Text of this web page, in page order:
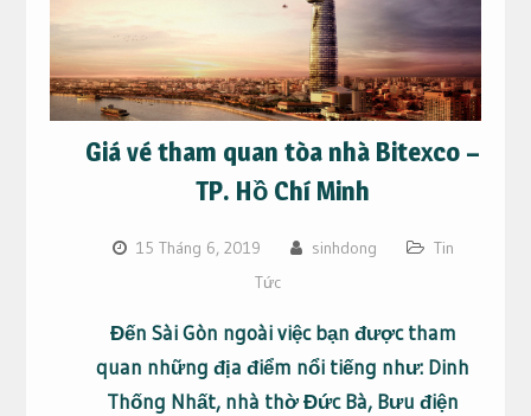
Giá vé tham quan tòa nhà Bitexco –
TP. Hồ Chí Minh
15 Tháng 6, 2019 sinhdong
Tin
Tức
Đến Sài Gòn ngoài việc bạn được tham
quan những địa điểm nổi tiếng như: Dinh
Thống Nhất, nhà thờ Đức Bà, Bưu điện